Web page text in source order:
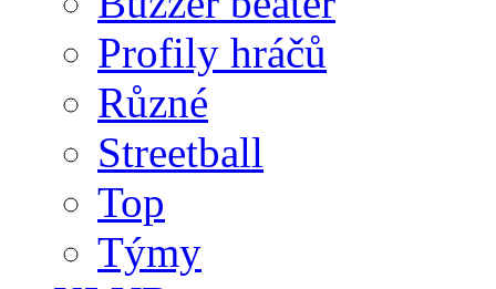
Profily hráčů
Různé
Streetball
Top
Týmy